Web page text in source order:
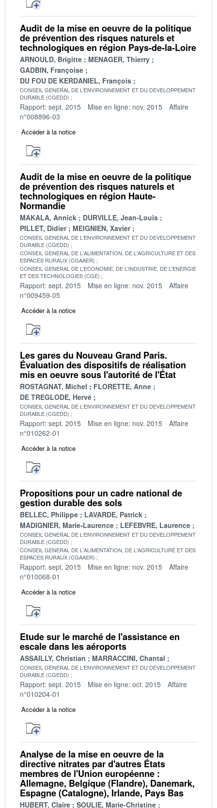
Audit de la mise en oeuvre de la politique
de prévention des risques naturels et
technologiques en région Pays-de-la-Loire
ARNOULD, Brigitte
MENAGER, Thierry
GADBIN, Françoise
DU FOU DE KERDANIEL, François
CONSEIL GENERAL DE L'ENVIRONNEMENT ET DU DEVELOPPEMENT
DURABLE (CGEDD)
Rapport: sept. 2015 Mise en ligne: nov. 2015
Affaire
n°008896-03
Accéder à la notice
Audit de la mise en oeuvre de la politique
de prévention des risques naturels et
technologiques en région Haute-
Normandie
MAKALA, Annick
DURVILLE, Jean-Louis
PILLET, Didier
MEIGNIEN, Xavier
CONSEIL GENERAL DE L'ENVIRONNEMENT ET DU DEVELOPPEMENT
DURABLE (CGEDD)
CONSEIL GENERAL DE L'ALIMENTATION, DE L'AGRICULTURE ET DES
ESPACES RURAUX (CGAAER)
CONSEIL GENERAL DE L'ECONOMIE, DE L'INDUSTRIE, DE L'ENERGIE
ET DES TECHNOLOGIES (CGE)
Rapport: sept. 2015 Mise en ligne: nov. 2015
Affaire
n°009459-05
Accéder à la notice
Les gares du Nouveau Grand Paris.
Évaluation des dispositifs de réalisation
mis en oeuvre sous l'autorité de l'État
ROSTAGNAT, Michel
FLORETTE, Anne
DE TREGLODE, Hervé
CONSEIL GENERAL DE L'ENVIRONNEMENT ET DU DEVELOPPEMENT
DURABLE (CGEDD)
Rapport: sept. 2015 Mise en ligne: nov. 2015
Affaire
n°010262-01
Accéder à la notice
Propositions pour un cadre national de
gestion durable des sols
BELLEC, Philippe
LAVARDE, Patrick
MADIGNIER, Marie-Laurence
LEFEBVRE, Laurence
CONSEIL GENERAL DE L'ENVIRONNEMENT ET DU DEVELOPPEMENT
DURABLE (CGEDD)
CONSEIL GENERAL DE L'ALIMENTATION, DE L'AGRICULTURE ET DES
ESPACES RURAUX (CGAAER)
Rapport: sept. 2015 Mise en ligne: nov. 2015
Affaire
n°010068-01
Accéder à la notice
Etude sur le marché de l'assistance en
escale dans les aéroports
ASSAILLY, Christian MARRACCINI, Chantal
CONSEIL GENERAL DE L'ENVIRONNEMENT ET DU DEVELOPPEMENT
DURABLE (CGEDD)
Rapport: sept. 2015 Mise en ligne: oct. 2015
Affaire
n°010204-01
Accéder à la notice
Analyse de la mise en oeuvre de la
directive nitrates par d'autres États
membres de l'Union européenne :
Allemagne, Belgique (Flandre), Danemark,
Espagne (Catalogne), Irlande, Pays Bas
HUBERT, Claire SOULIE, Marie-Christine